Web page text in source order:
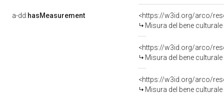
a-dd:hasMeasurement
<https://w3id.org/arco/
Misura del bene
<https://w3id.org/arco/
Misura del bene
<https://w3id.org/arco/
Misura del bene